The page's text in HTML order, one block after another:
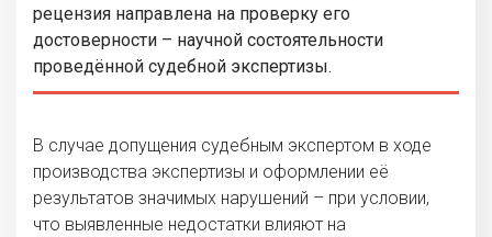
рецензия направлена на проверку его
достоверности – научной состоятельности
проведённой судебной экспертизы.
В случае допущения судебным экспертом в ходе
производства экспертизы и оформлении её
результатов значимых нарушений – при условии,
что выявленные недостатки влияют на